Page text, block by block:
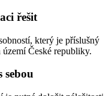
řešit
který je příslušný
České republiky.
sebou